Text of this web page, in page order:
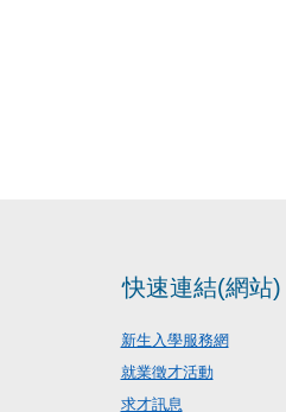
快速連結(網站)
新生入學服務網
就業徵才活動
求才訊息